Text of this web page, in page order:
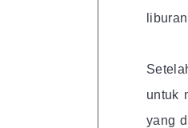
untuk
yang